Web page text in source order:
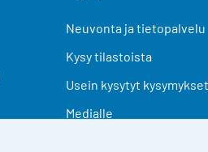
Neuvonta ja tietopalvelu
Kysy tilastoista
Usein kysytyt kysymykset
Medialle